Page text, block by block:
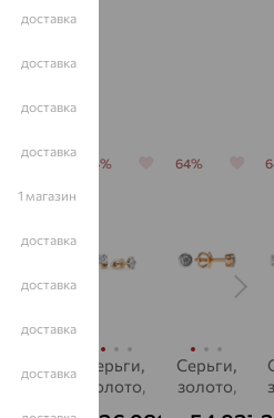
64%
золото,
64%
серьги,
золото,
64%
Серьги,
золото,
доставка
доставка
доставка
доставка
1 магазин
доставка
доставка
доставка
доставка